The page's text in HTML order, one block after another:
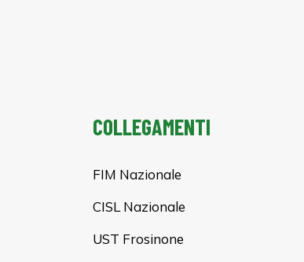
COLLEGAMENTI
FIM Nazionale
CISL Nazionale
UST Frosinone